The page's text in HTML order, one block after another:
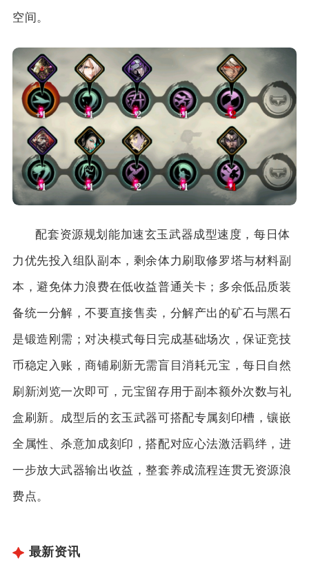
空间。
配套资源规划能加速玄玉武器成型速度，每日体
力优先投入组队副本，剩余体力刷取修罗塔与材料副
本，避免体力浪费在低收益普通关卡；多余低品质装
备统一分解，不要直接售卖，分解产出的矿石与黑石
是锻造刚需；对决模式每日完成基础场次，保证竞技
币稳定入账，商铺刷新无需盲目消耗元宝，每日自然
刷新浏览一次即可，元宝留存用于副本额外次数与礼
盒刷新。成型后的玄玉武器可搭配专属刻印槽，镶嵌
全属性、杀意加成刻印，搭配对应心法激活羁绊，进
一步放大武器输出收益，整套养成流程连贯无资源浪
费点。
最新资讯